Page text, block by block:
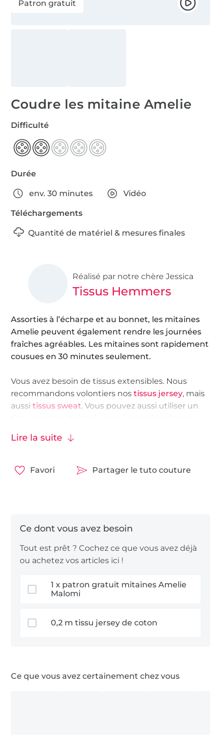
Patron gratuit
Coudre les mitaine Amelie
Difficulté
Durée
env. 30 minutes Vidéo
Téléchargements
Quantité de matériel & mesures finales
Réalisé par notre chère Jessica
Tissus Hemmers
Assorties à l’écharpe et au bonnet, les mitaines
Amelie peuvent également rendre les journées
fraîches agréables. Les mitaines sont rapidement
cousues en 30 minutes seulement.
Vous avez besoin de tissus extensibles. Nous
recommandons volontiers nostissus jersey, mais
aussitissus sweat. Vous pouvez aussi utiliser un
coudre !
Lire la suite
Favori Partager le tuto couture
Tout est prêt ? Cochez ce que vous avez déjà
ou achetez vos articles ici !
1 x patron gratuit mitaines Amelie
Malomi
0,2 m tissu jersey de coton
Ce que vous avez certainement chez vous